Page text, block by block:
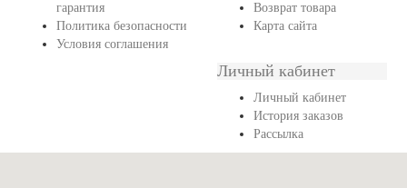
гарантия
Политика безопасности
Условия соглашения
Возврат товара
Карта сайта
Личный кабинет
Личный кабинет
История заказов
Рассылка